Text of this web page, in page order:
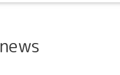
news